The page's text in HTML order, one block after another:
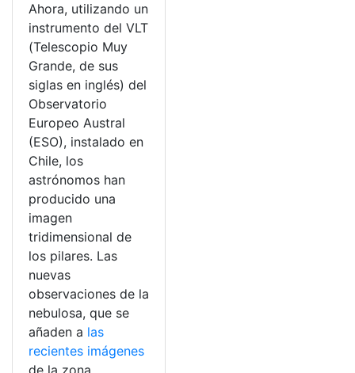
Ahora, utilizando un
instrumento del VLT
(Telescopio Muy
Grande, de sus
siglas en inglés) del
Observatorio
Europeo Austral
(ESO), instalado en
Chile, los
astrónomos han
producido una
imagen
tridimensional de
los pilares. Las
nuevas
observaciones de la
nebulosa, que se
añaden a las
recientes imágenes